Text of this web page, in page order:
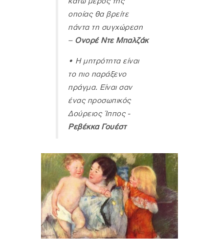
οποίας θα βρείτε
πάντα τη συγχώρεση
– Ονορέ Ντε Μπαλζάκ
• Η μητρότητα είναι
το πιο παράξενο
πράγμα. Είναι σαν
ένας προσωπικός
Δούρειος Ίππος -
Ρεβέκκα Γουέστ